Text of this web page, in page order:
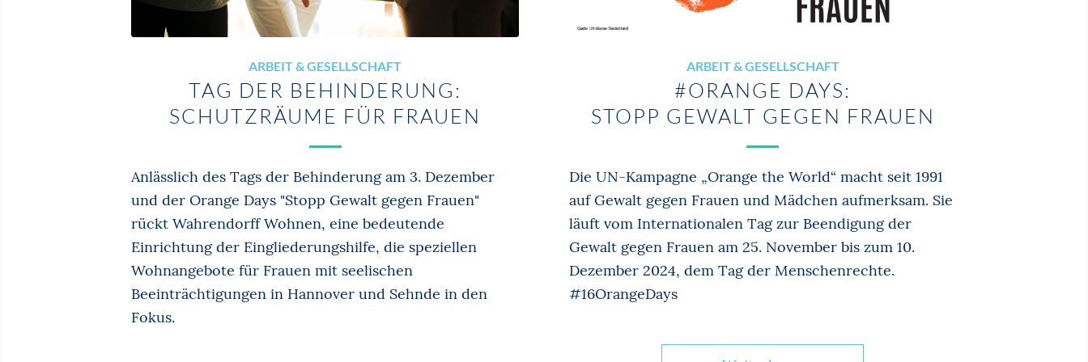
ARBEIT & GESELLSCHAFT
TAG DER BEHINDERUNG:
SCHUTZRÄUME FÜR FRAUEN
Anlässlich des Tags der Behinderung am 3. Dezember
und der Orange Days "Stopp Gewalt gegen Frauen"
rückt Wahrendorff Wohnen, eine bedeutende
Einrichtung der Eingliederungshilfe, die speziellen
Wohnangebote für Frauen mit seelischen
Beeinträchtigungen in Hannover und Sehnde in den
Fokus.
ARBEIT & GESELLSCHAFT
#ORANGE DAYS:
STOPP GEWALT GEGEN FRAUEN
Die UN-Kampagne „Orange the World“ macht seit 1991
auf Gewalt gegen Frauen und Mädchen aufmerksam. Sie
läuft vom Internationalen Tag zur Beendigung der
Gewalt gegen Frauen am 25. November bis zum 10.
Dezember 2024, dem Tag der Menschenrechte.
#16OrangeDays